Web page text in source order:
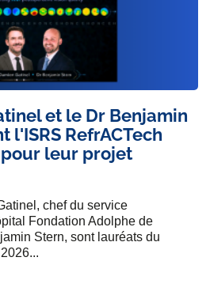
et le Dr Benjamin
l'ISRS RefrACTech
leur projet
chef du service
Fondation Adolphe de
Stern, sont lauréats du